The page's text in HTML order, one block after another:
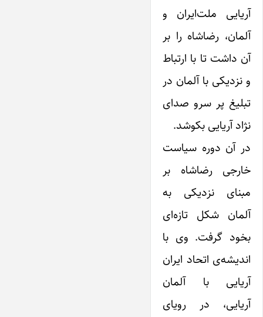
آریایی ملت‌ایران و
آلمان، رضاشاه را بر
آن داشت تا با ارتباط
و نزدیکی با آلمان در
تبلیغ پر سرو صدای
نژاد آریایی بکوشد.
در آن دوره سیاست
خارجی رضاشاه بر
مبنای نزدیکی به
آلمان شکل تازه‌ای
بخود گرفت. وی با‌
اندیشه‌ی اتحاد ‌ایران
آریایی با آلمان
آریایی، در رویای